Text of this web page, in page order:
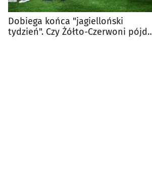
Dobiega końca "jagielloński
tydzień". Czy Żółto-Czerwoni pójdą